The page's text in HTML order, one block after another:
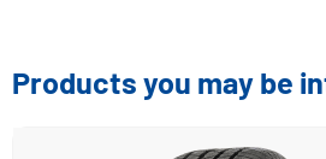
Products you may be